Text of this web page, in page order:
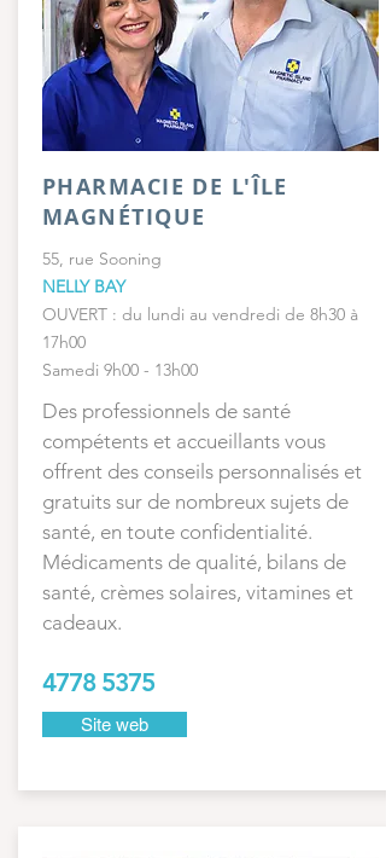
PHARMACIE DE L'ÎLE
MAGNÉTIQUE
55, rue Sooning
NELLY BAY
OUVERT : du lundi au vendredi de 8h30 à
17h00
Samedi 9h00 - 13h00
Des professionnels de santé
compétents et accueillants vous
offrent des conseils personnalisés et
gratuits sur de nombreux sujets de
santé, en toute confidentialité.
Médicaments de qualité, bilans de
santé, crèmes solaires, vitamines et
cadeaux.
4778 5375
Site web